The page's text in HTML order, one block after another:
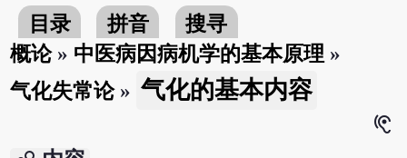
目录 拼音
搜寻
概论» 中医病因病机学的基本原理 »
气化失常论» 气化的基本内容
hearing